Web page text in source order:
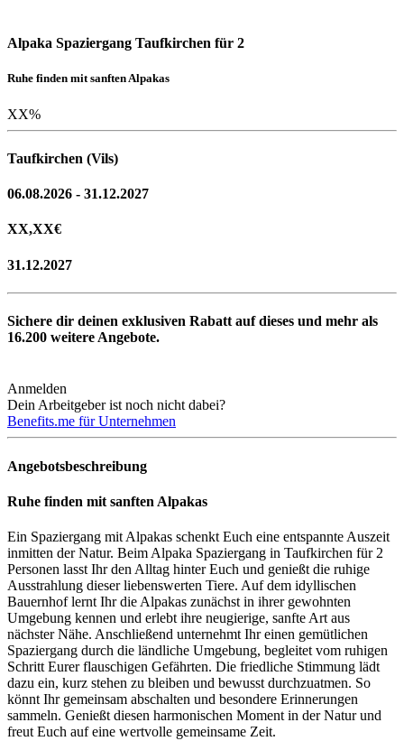
Alpaka Spaziergang Taufkirchen für 2
Ruhe finden mit sanften Alpakas
XX%
Taufkirchen (Vils)
06.08.2026 - 31.12.2027
XX,XX€
31.12.2027
Sichere dir deinen exklusiven Rabatt auf dieses und mehr als
16.200 weitere Angebote.
Anmelden
Dein Arbeitgeber ist noch nicht dabei?
Benefits.me für Unternehmen
Angebotsbeschreibung
Ruhe finden mit sanften Alpakas
Ein Spaziergang mit Alpakas schenkt Euch eine entspannte Auszeit
inmitten der Natur. Beim Alpaka Spaziergang in Taufkirchen für 2
Personen lasst Ihr den Alltag hinter Euch und genießt die ruhige
Ausstrahlung dieser liebenswerten Tiere. Auf dem idyllischen
Bauernhof lernt Ihr die Alpakas zunächst in ihrer gewohnten
Umgebung kennen und erlebt ihre neugierige, sanfte Art aus
nächster Nähe. Anschließend unternehmt Ihr einen gemütlichen
Spaziergang durch die ländliche Umgebung, begleitet vom ruhigen
Schritt Eurer flauschigen Gefährten. Die friedliche Stimmung lädt
dazu ein, kurz stehen zu bleiben und bewusst durchzuatmen. So
könnt Ihr gemeinsam abschalten und besondere Erinnerungen
sammeln. Genießt diesen harmonischen Moment in der Natur und
freut Euch auf eine wertvolle gemeinsame Zeit.